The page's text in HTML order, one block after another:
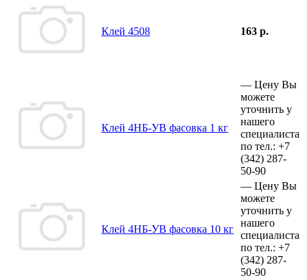
Клей 4508 163 р.
Клей 4НБ-УВ фасовка 1 кг
— Цену Вы
можете
уточнить у
нашего
специалиста
по тел.: +7
(342) 287-
50-90
Клей 4НБ-УВ фасовка 10 кг
— Цену Вы
можете
уточнить у
нашего
специалиста
по тел.: +7
(342) 287-
50-90